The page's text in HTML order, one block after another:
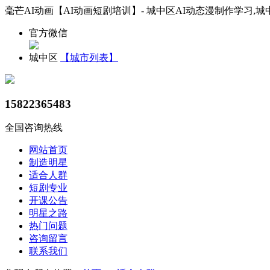
毫芒AI动画【AI动画短剧培训】- 城中区AI动态漫制作学习,城
官方微信
城中区 【城市列表】
15822365483
全国咨询热线
网站首页
制造明星
适合人群
短剧专业
开课公告
明星之路
热门问题
咨询留言
联系我们